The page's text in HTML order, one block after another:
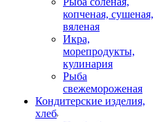
копченая, сушеная,
вяленая
Икра,
морепродукты,
кулинария
Рыба
свежемороженая
Кондитерские изделия,
хлеб